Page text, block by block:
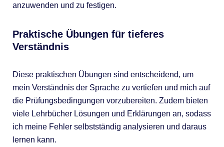
anzuwenden und zu festigen.
Praktische Übungen für tieferes
Verständnis
Diese praktischen Übungen sind entscheidend, um
mein Verständnis der Sprache zu vertiefen und mich auf
die Prüfungsbedingungen vorzubereiten. Zudem bieten
viele Lehrbücher Lösungen und Erklärungen an, sodass
ich meine Fehler selbstständig analysieren und daraus
lernen kann.